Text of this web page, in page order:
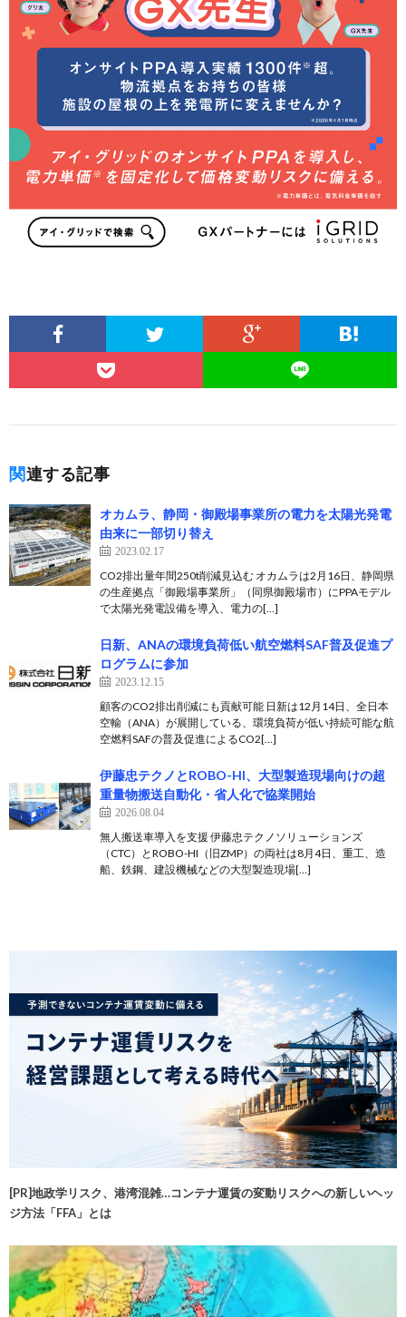
関連する記事
オカムラ、静岡・御殿場事業所の電力を太陽光発電
由来に一部切り替え
2023.02.17
CO2排出量年間250t削減見込む オカムラは2月16日、静岡県
の生産拠点「御殿場事業所」（同県御殿場市）にPPAモデル
で太陽光発電設備を導入、電力の[…]
日新、ANAの環境負荷低い航空燃料SAF普及促進プ
ログラムに参加
2023.12.15
顧客のCO2排出削減にも貢献可能 日新は12月14日、全日本
空輸（ANA）が展開している、環境負荷が低い持続可能な航
空燃料SAFの普及促進によるCO2[…]
伊藤忠テクノとROBO-HI、大型製造現場向けの超
重量物搬送自動化・省人化で協業開始
2026.08.04
無人搬送車導入を支援 伊藤忠テクノソリューションズ
（CTC）とROBO-HI（旧ZMP）の両社は8月4日、重工、造
船、鉄鋼、建設機械などの大型製造現場[…]
[PR]地政学リスク、港湾混雑…コンテナ運賃の変動リスクへの新しいヘッ
ジ方法「FFA」とは